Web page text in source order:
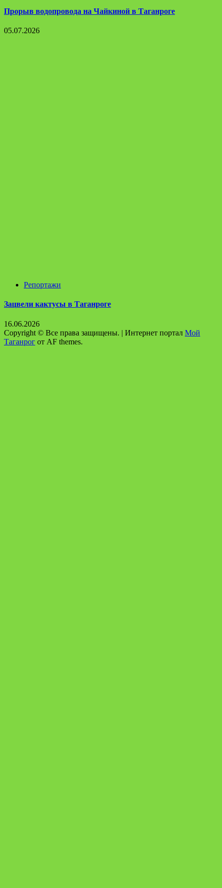
Прорыв водопровода на Чайкиной в Таганроге
05.07.2026
Репортажи
Зацвели кактусы в Таганроге
16.06.2026
Copyright © Все права защищены. | Интернет портал Мой
Таганрог от AF themes.